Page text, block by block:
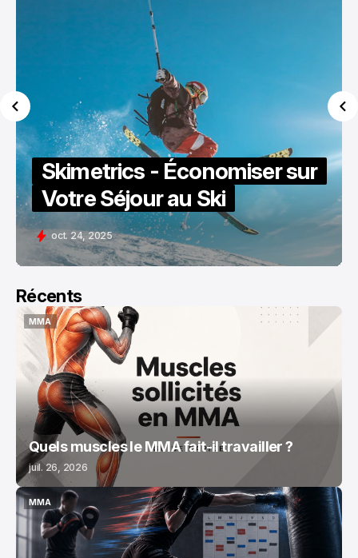
Skimetrics - Économiser sur
Votre Séjour au Ski
oct. 24, 2025
Récents
MMA
MMA
Quels muscles le MMA fait-il travailler ?
juil. 26, 2026
MMA
MMA